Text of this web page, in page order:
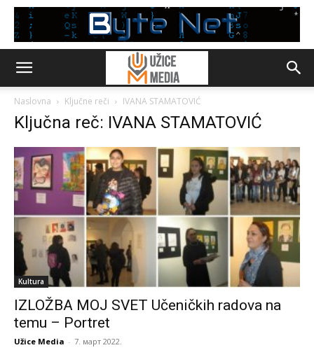
Naslovna Ključne reči IVANA STAMATOVIĆ
Ključna reč: IVANA STAMATOVIĆ
Kultura
IZLOŽBA MOJ SVET Učeničkih radova na
temu – Portret
Užice Media - 7. март 2022.